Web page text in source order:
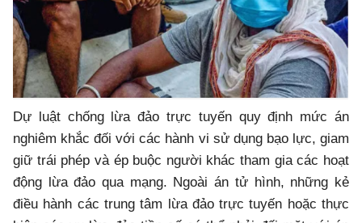
Dự luật chống lừa đảo trực tuyến quy định mức án
nghiêm khắc đối với các hành vi sử dụng bạo lực, giam
giữ trái phép và ép buộc người khác tham gia các hoạt
động lừa đảo qua mạng. Ngoài án tử hình, những kẻ
điều hành các trung tâm lừa đảo trực tuyến hoặc thực